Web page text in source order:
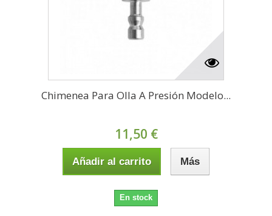
Chimenea Para Olla A Presión Modelo...
11,50 €
Añadir al carrito Más
En stock